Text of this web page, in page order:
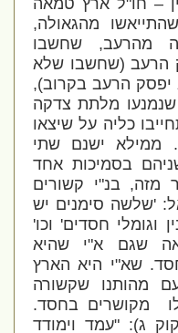
– חו"ל ארץ טמאה
מהגאולה,
מהרעב, שחשבו
(שחשבו שלא
הרעב בקרוב),
מלתת צדקה
כליה על שיצאו
ישנם שתי
בסמיכות אחד
בנ"י קשורים
'שלשה סימנים יש
חסדים' וכו'
שגם א"י שהיא
שא"י היא הארץ
מהותנו שקשורה
מקושרים בחסד.
ג): "עמד וימודד